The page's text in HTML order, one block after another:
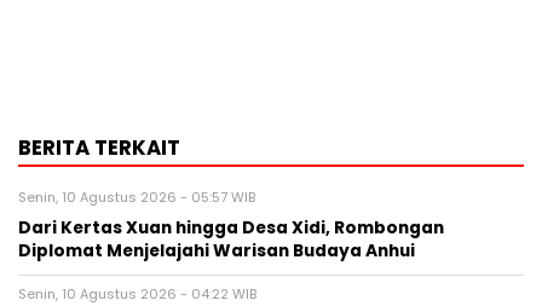
BERITA TERKAIT
Senin, 10 Agustus 2026 - 05:57 WIB
Dari Kertas Xuan hingga Desa Xidi, Rombongan
Diplomat Menjelajahi Warisan Budaya Anhui
Senin, 10 Agustus 2026 - 04:22 WIB